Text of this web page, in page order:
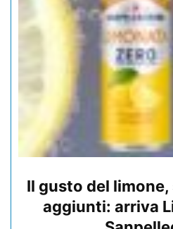
Il gusto del
aggiunti: arriva